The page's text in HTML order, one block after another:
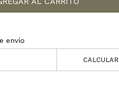
envío
CALCULAR